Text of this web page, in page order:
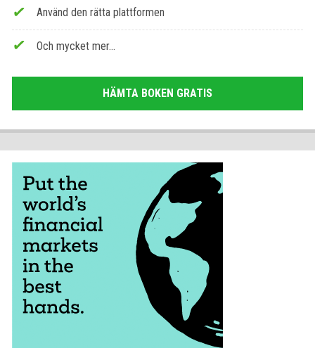
Använd den rätta plattformen
Och mycket mer...
HÄMTA BOKEN GRATIS